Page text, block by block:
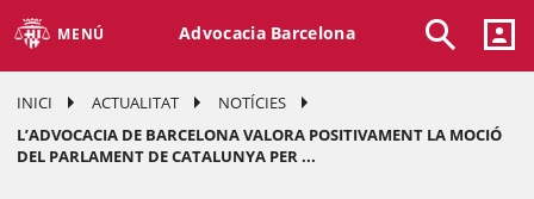
MENÚ Advocacia Barcelona
INICI ACTUALITAT
NOTÍCIES
L’ADVOCACIA DE BARCELONA VALORA POSITIVAMENT LA MOCIÓ
DEL PARLAMENT DE CATALUNYA PER ...